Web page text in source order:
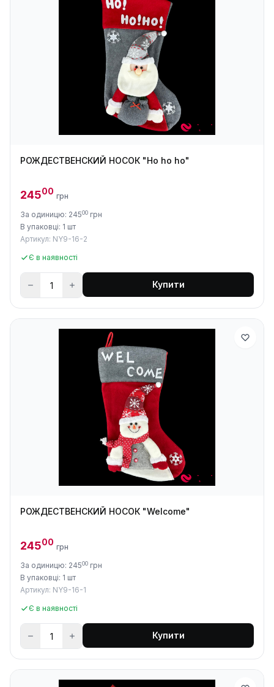
РОЖДЕСТВЕНСКИЙ НОСОК "Ho ho ho"
24500 грн
За одиницю: 24500 грн
В упаковці: 1 шт
Артикул: NY9-16-2
Є в наявності
Купити
РОЖДЕСТВЕНСКИЙ НОСОК "Welcome"
24500 грн
За одиницю: 24500 грн
В упаковці: 1 шт
Артикул: NY9-16-1
Є в наявності
Купити